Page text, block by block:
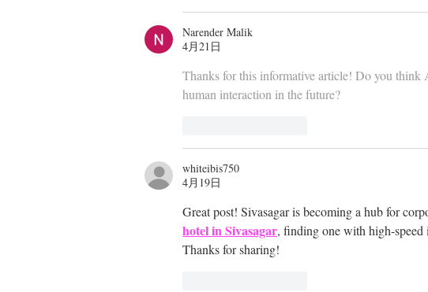
Narender Malik
4月21日
Thanks for this informative article! Do you think
human interaction in the future?
whiteibis750
4月19日
Great post! Sivasagar is becoming a hub for
hotel in Sivasagar, finding one with high-speed
Thanks for sharing!